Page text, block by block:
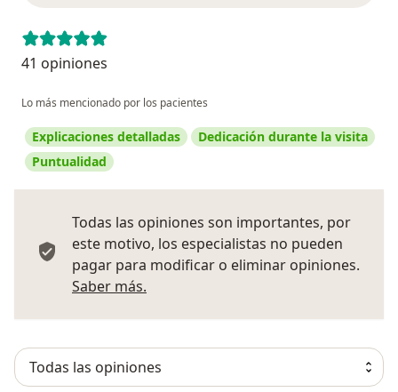
41 opiniones
Lo más mencionado por los pacientes
Explicaciones detalladas
Dedicación durante la visita
Puntualidad
Todas las opiniones son importantes, por
este motivo, los especialistas no pueden
pagar para modificar o eliminar opiniones.
Saber más.